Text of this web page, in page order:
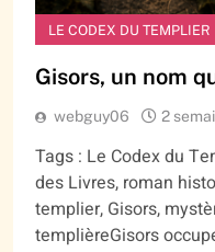
LE CODEX DU TEMPLIER
Gisors, un nom
webguy06 2
Tags : Le Codex du
des Livres, roman
templier, Gisors,
templièreGisors